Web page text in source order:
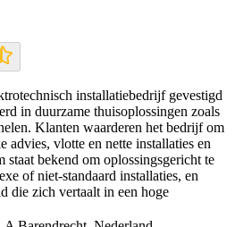
installatiebedrijf gevestigd
in duurzame thuisoplossingen zoals
Klanten waarderen het bedrijf om
advies, vlotte en nette installaties en
staat bekend om oplossingsgericht te
of niet-standaard installaties, en
die zich vertaalt in een hoge